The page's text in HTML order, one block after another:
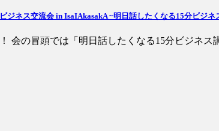
ジネス交流会 in IsaIAkasakA ~明日話したくなる15分ビジ
会の冒頭では「明日話したくなる15分ビジネ